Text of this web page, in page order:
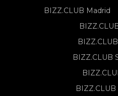
BIZZ.CLUB Madrid
BIZZ.CLUB
BIZZ.CLUB